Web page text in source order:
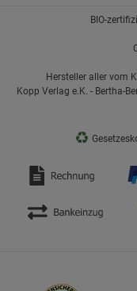
BIO-
Hersteller aller vom
Kopp Verlag e.K. - Bertha-
♻